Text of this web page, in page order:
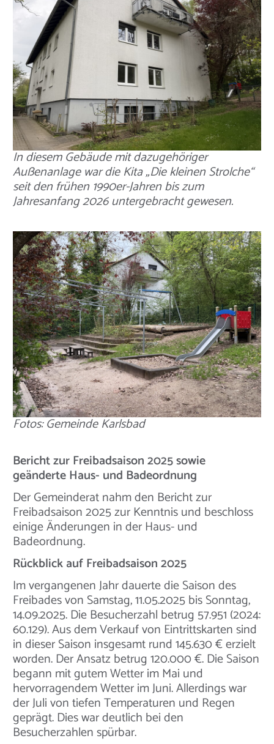
In diesem Gebäude mit dazugehöriger
Außenanlage war die Kita „Die kleinen Strolche“
seit den frühen 1990er-Jahren bis zum
Jahresanfang 2026 untergebracht gewesen.
Fotos: Gemeinde Karlsbad
Bericht zur Freibadsaison 2025 sowie
geänderte Haus- und Badeordnung
Der Gemeinderat nahm den Bericht zur
Freibadsaison 2025 zur Kenntnis und beschloss
einige Änderungen in der Haus- und
Badeordnung.
Rückblick auf Freibadsaison 2025
Im vergangenen Jahr dauerte die Saison des
Freibades von Samstag, 11.05.2025 bis Sonntag,
14.09.2025. Die Besucherzahl betrug 57.951 (2024:
60.129). Aus dem Verkauf von Eintrittskarten sind
in dieser Saison insgesamt rund 145.630 € erzielt
worden. Der Ansatz betrug 120.000 €. Die Saison
begann mit gutem Wetter im Mai und
hervorragendem Wetter im Juni. Allerdings war
der Juli von tiefen Temperaturen und Regen
geprägt. Dies war deutlich bei den
Besucherzahlen spürbar.